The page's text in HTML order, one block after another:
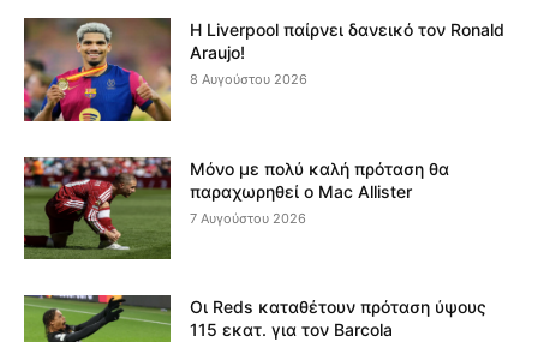
Η Liverpool παίρνει δανεικό τον Ronald
Araujo!
8 Αυγούστου 2026
Μόνο με πολύ καλή πρόταση θα
παραχωρηθεί ο Mac Allister
7 Αυγούστου 2026
Οι Reds καταθέτουν πρόταση ύψους
115 εκατ. για τον Barcola